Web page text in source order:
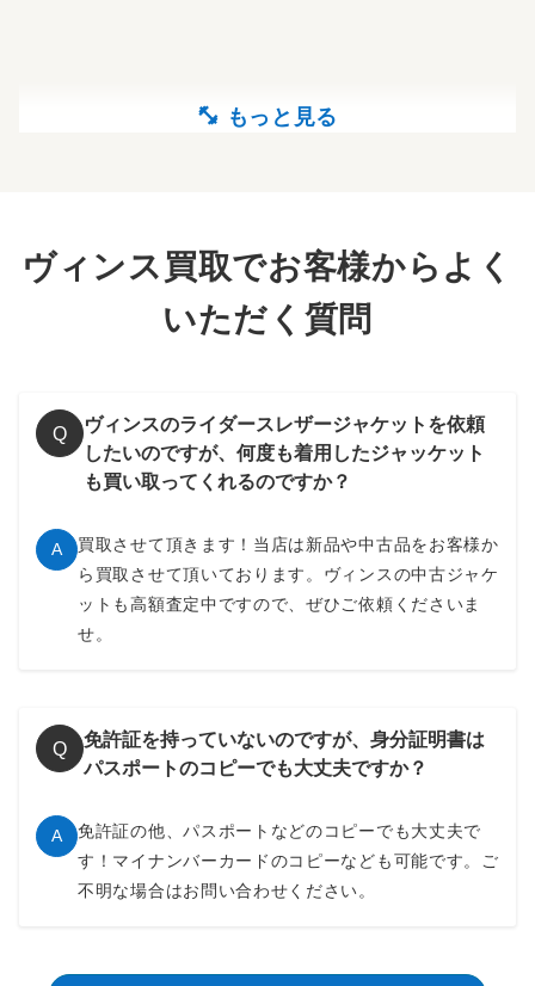
ヴィンス買取でお客様からよく
いただく質問
Q
ヴィンスのライダースレザージャケットを依頼
したいのですが、何度も着用したジャッケット
も買い取ってくれるのですか？
A
買取させて頂きます！当店は新品や中古品をお客様か
ら買取させて頂いております。ヴィンスの中古ジャケ
ットも高額査定中ですので、ぜひご依頼くださいま
せ。
Q
免許証を持っていないのですが、身分証明書は
パスポートのコピーでも大丈夫ですか？
A
免許証の他、パスポートなどのコピーでも大丈夫で
す！マイナンバーカードのコピーなども可能です。ご
不明な場合はお問い合わせください。